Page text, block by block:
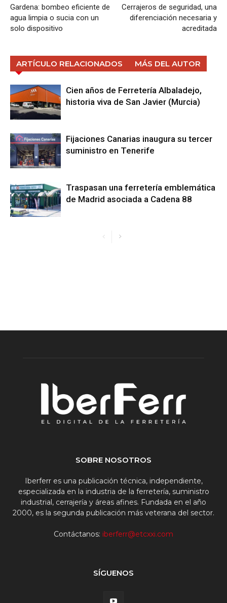
Gardena: bombeo eficiente de
agua limpia o sucia con un
solo dispositivo
Cerrajeros de seguridad, una
diferenciación necesaria y
acreditada
ARTÍCULO RELACIONADOS MÁS DEL AUTOR
Cien años de Ferretería Albaladejo,
historia viva de San Javier (Murcia)
Fijaciones Canarias inaugura su tercer
suministro en Tenerife
Traspasan una ferretería emblemática
de Madrid asociada a Cadena 88
SOBRE NOSOTROS
Iberferr es una publicación técnica, independiente,
especializada en la industria de la ferretería, suministro
industrial, cerrajería y áreas afines. Fundada en el año
2000, es la segunda publicación más veterana del sector.
Contáctanos: iberferr@etcxxi.com
SÍGUENOS